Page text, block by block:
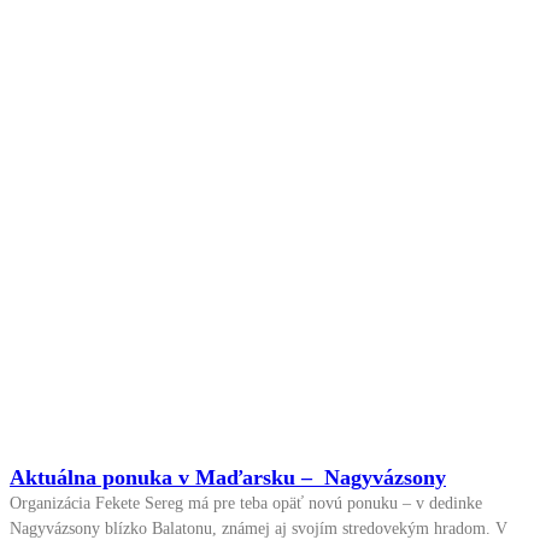
Aktuálna ponuka v Maďarsku – Nagyvázsony
Organizácia Fekete Sereg má pre teba opäť novú ponuku – v dedinke
Nagyvázsony blízko Balatonu, známej aj svojím stredovekým hradom. V